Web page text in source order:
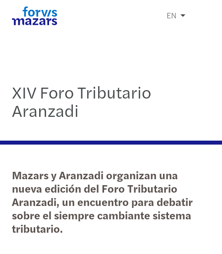
EN
XIV Foro Tributario
Aranzadi
Mazars y Aranzadi organizan una
nueva edición del Foro Tributario
Aranzadi, un encuentro para debatir
sobre el siempre cambiante sistema
tributario.